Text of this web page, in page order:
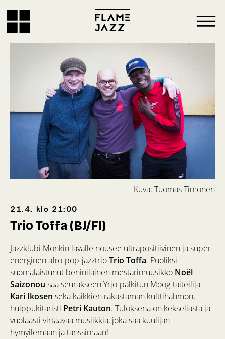
Kuva: Tuomas Timonen
21.4. klo 21:00
Trio Toffa (BJ/FI)
Jazzklubi Monkin lavalle nousee ultrapositiivinen ja super-
energinen afro-pop-jazztrioTrio Toffa. Puoliksi
suomalaistunut beniniläinen mestarimuusikko Noël
Saizonou saa seurakseen Yrjö-palkitun Moog-taiteilija
Kari Ikosen sekä kaikkien rakastaman kulttihahmon,
huippukitaristi Petri Kauton. Tuloksena on kekseliästä ja
vuolaasti virtaavaa musiikkia, joka saa kuulijan
hymyilemään ja tanssimaan!